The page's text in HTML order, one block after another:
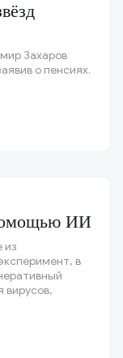
Захаров
о пенсиях.
ИИ
из
в
вирусов,